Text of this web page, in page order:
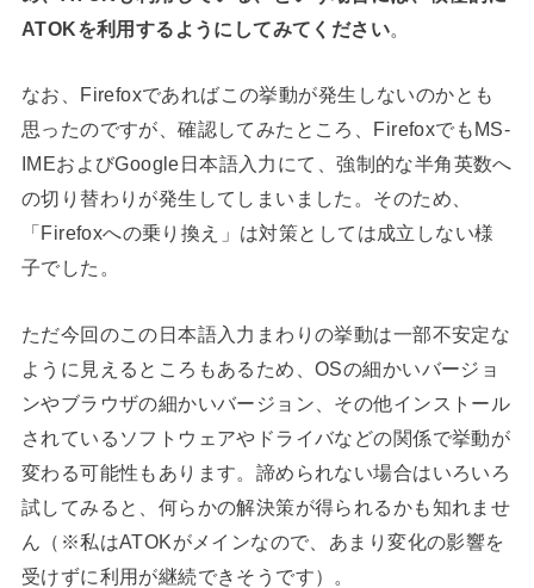
ATOKを利用するようにしてみてください。
なお、Firefoxであればこの挙動が発生しないのかとも
思ったのですが、確認してみたところ、FirefoxでもMS-
IMEおよびGoogle日本語入力にて、強制的な半角英数へ
の切り替わりが発生してしまいました。そのため、
「Firefoxへの乗り換え」は対策としては成立しない様
子でした。
ただ今回のこの日本語入力まわりの挙動は一部不安定な
ように見えるところもあるため、OSの細かいバージョ
ンやブラウザの細かいバージョン、その他インストール
されているソフトウェアやドライバなどの関係で挙動が
変わる可能性もあります。諦められない場合はいろいろ
試してみると、何らかの解決策が得られるかも知れませ
ん（※私はATOKがメインなので、あまり変化の影響を
受けずに利用が継続できそうです）。